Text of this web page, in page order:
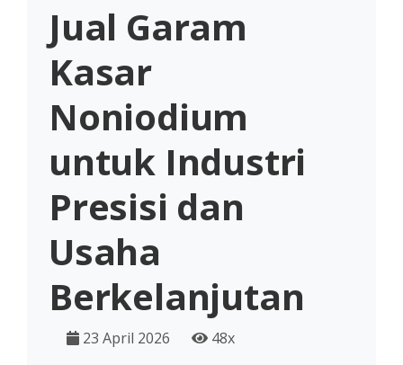
Jual Garam
Kasar
Noniodium
untuk Industri
Presisi dan
Usaha
Berkelanjutan
23 April 2026 48x